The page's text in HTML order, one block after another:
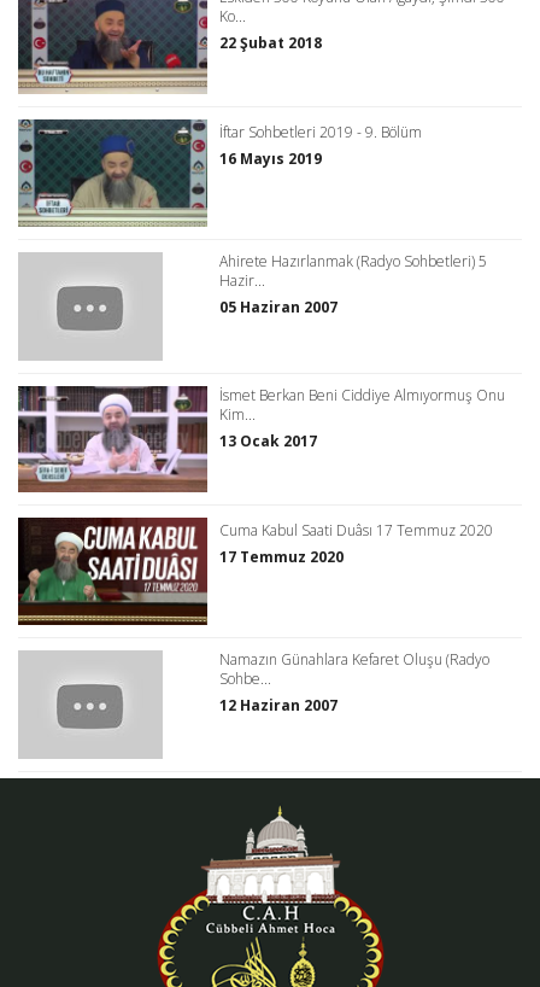
Ko...
22 Şubat 2018
İftar Sohbetleri 2019 - 9. Bölüm
16 Mayıs 2019
Ahirete Hazırlanmak (Radyo Sohbetleri) 5
Hazir...
05 Haziran 2007
İsmet Berkan Beni Ciddiye Almıyormuş Onu
Kim...
13 Ocak 2017
Cuma Kabul Saati Duâsı 17 Temmuz 2020
17 Temmuz 2020
Namazın Günahlara Kefaret Oluşu (Radyo
Sohbe...
12 Haziran 2007